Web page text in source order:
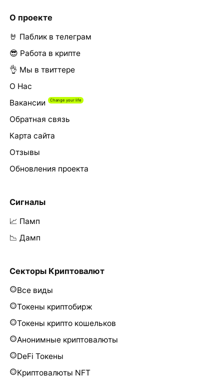
О проекте
🤘 Паблик в телеграм
😎 Работа в крипте
👌 Мы в твиттере
О Нас
Вакансии
Обратная связь
Карта сайта
Отзывы
Обновления проекта
Сигналы
📈 Памп
📉 Дамп
Секторы Криптовалют
Все виды
Токены криптобирж
Токены крипто кошельков
Анонимные криптовалюты
DeFi Токены
Криптовалюты NFT